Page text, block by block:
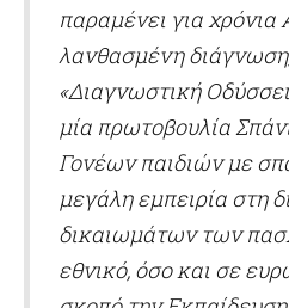
παραμένει για
λανθασμένη
«Διαγνωστική
μία πρωτοβουλία
Γονέων παιδιών με
μεγάλη εμπειρία στη
δικαιωμάτων των
εθνικό, όσο και σε